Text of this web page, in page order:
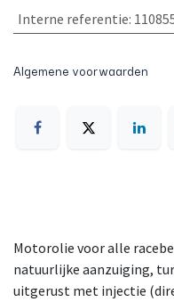
Interne referentie:
Algemene voorwaarden
Motorolie voor alle
natuurlijke aanzuiging,
uitgerust met injectie